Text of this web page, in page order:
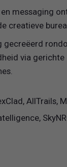
messaging
creatieve
gecreëerd
via gerichte
AllTrails,